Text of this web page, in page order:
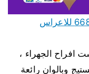
تأجير بست افراح الجهراء 66875552 للاعراس
افراح الجهراء ،
وبالوان رائعة